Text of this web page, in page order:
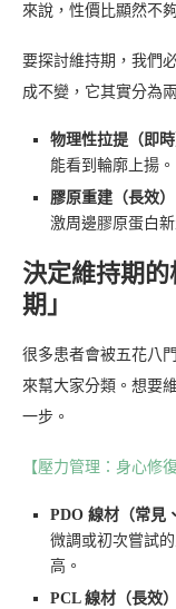
來說，性價比顯然不夠
要探討維持期，我們
成不變，它其實分為
物理性拉提（即時
能看到輪廓上揚。
膠原重建（長效）
激周邊膠原蛋白
決定維持期
期」
很多患者會被五花八
來幫大家分類。想要
一步。
【壓力管理：身心修
PDO 線材（常見
微調或初次嘗試
高。
PCL 線材（長效）